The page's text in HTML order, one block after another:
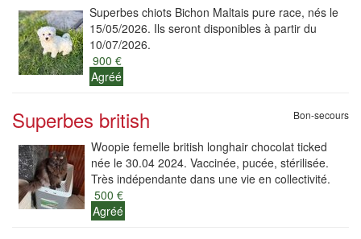
Superbes chiots Bichon Maltais pure race, nés le
15/05/2026. Ils seront disponibles à partir du
10/07/2026.
900 €
Agréé
Superbes british Bon-secours
Woopie femelle british longhair chocolat ticked
née le 30.04 2024. Vaccinée, pucée, stérilisée.
Très indépendante dans une vie en collectivité.
500 €
Agréé